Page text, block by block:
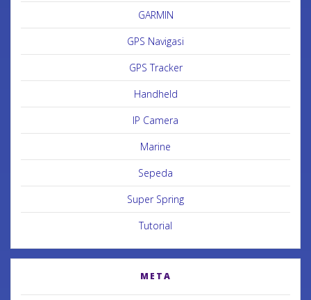
GARMIN
GPS Navigasi
GPS Tracker
Handheld
IP Camera
Marine
Sepeda
Super Spring
Tutorial
META